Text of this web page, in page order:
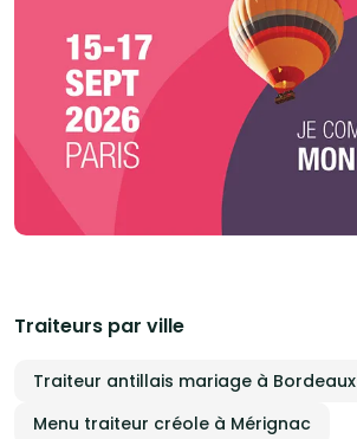
Traiteurs par ville
Traiteur antillais mariage à Bordeaux
Menu traiteur créole à Mérignac